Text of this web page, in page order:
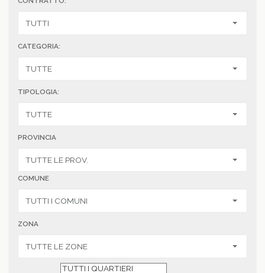
CATEGORIA:
TIPOLOGIA:
PROVINCIA
COMUNE
ZONA